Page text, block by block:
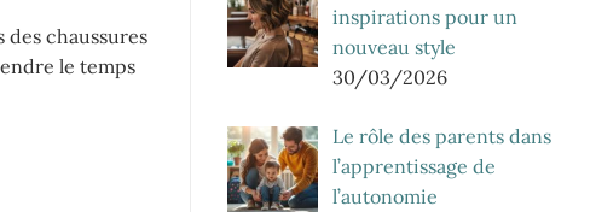
des chaussures
le temps
inspirations pour un
nouveau style
30/03/2026
Le rôle des parents dans
l’apprentissage de
l’autonomie